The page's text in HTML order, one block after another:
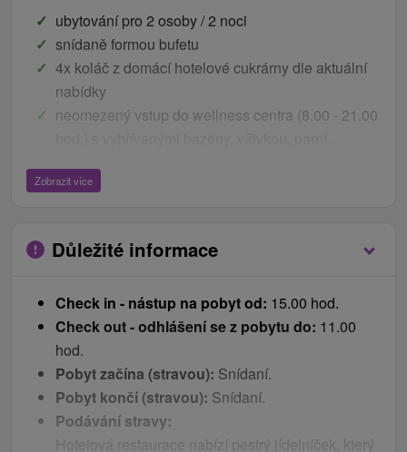
ubytování pro 2 osoby / 2 noci
snídaně formou bufetu
4x koláč z domácí hotelové cukrárny dle aktuální
nabídky
neomezený vstup do wellness centra (8.00 - 21.00
(sauny 16:00 - 21.00 hod.)
free Wi-Fi
Ceník - Bonusy
Kávový servis na pokoji (káva, čaj) jednorázové
naplnění
Nabíjecí stanice pro elektromobily přímo u hotelu
Župany a pantofle na pokoji
30 % Sleva na Green fee 18 jamek
10 % Sleva na Green fee 9 jamek
Zobrazit více
Důležité informace
Check in - nástup na pobyt od: 15.00 hod.
Check out - odhlášení se z pobytu do: 11.00
hod.
Pobyt začína (stravou): Snídaní.
Pobyt končí (stravou): Snídaní.
Podávání stravy:
Hotelová restaurace nabízí pestrý jídelníček, který